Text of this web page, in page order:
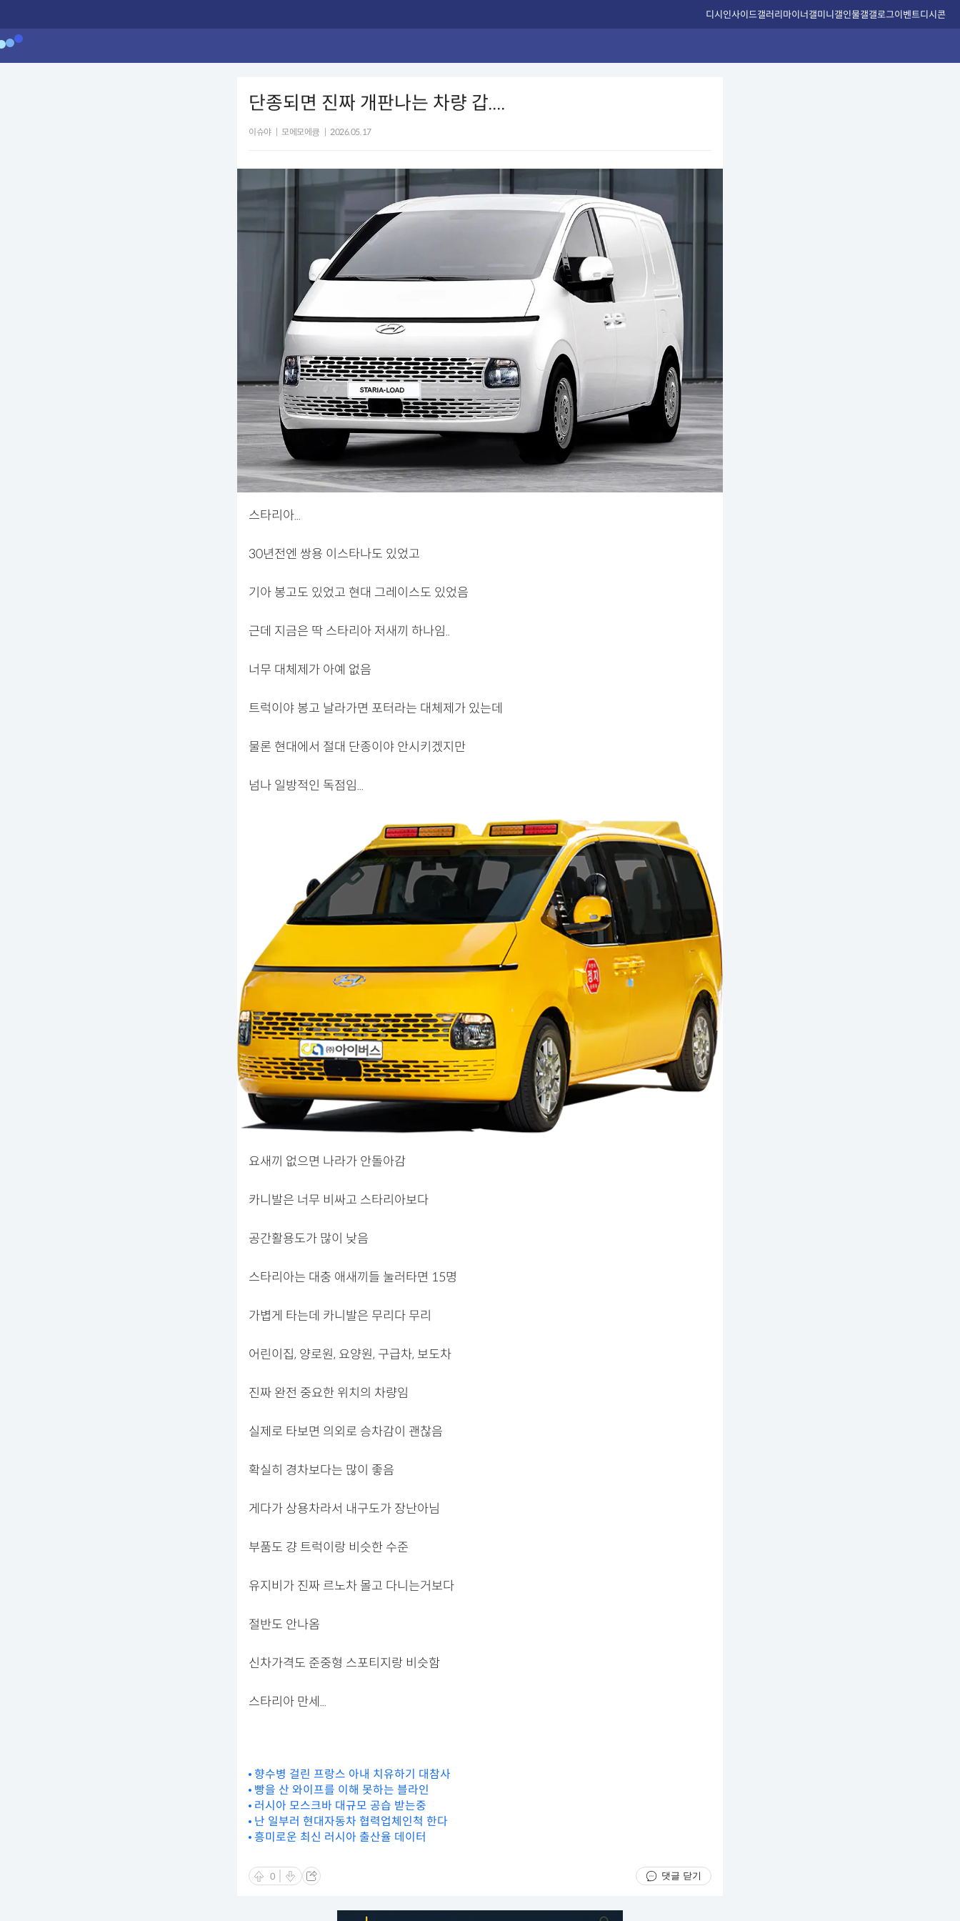
디시인사이드갤러리마이너갤미니갤인물갤갤로그이벤트디시콘
단종되면 진짜 개판나는 차량 갑....
이슈야 모에모에큥 2026.05.17
스타리아...
30년전엔 쌍용 이스타나도 있었고
기아 봉고도 있었고 현대 그레이스도 있었음
근데 지금은 딱 스타리아 저새끼 하나임..
너무 대체제가 아예 없음
트럭이야 봉고 날라가면 포터라는 대체제가 있는데
물론 현대에서 절대 단종이야 안시키겠지만
넘나 일방적인 독점임...
요새끼 없으면 나라가 안돌아감
카니발은 너무 비싸고 스타리아보다
공간활용도가 많이 낮음
스타리아는 대충 애새끼들 눌러타면 15명
가볍게 타는데 카니발은 무리다 무리
어린이집, 양로원, 요양원, 구급차, 보도차
진짜 완전 중요한 위치의 차량임
실제로 타보면 의외로 승차감이 괜찮음
확실히 경차보다는 많이 좋음
게다가 상용차라서 내구도가 장난아님
부품도 걍 트럭이랑 비슷한 수준
유지비가 진짜 르노차 몰고 다니는거보다
절반도 안나옴
신차가격도 준중형 스포티지랑 비슷함
스타리아 만세...
향수병 걸린 프랑스 아내 치유하기 대참사
빵을 산 와이프를 이해 못하는 블라인
러시아 모스크바 대규모 공습 받는중
난 일부러 현대자동차 협력업체인척 한다
흥미로운 최신 러시아 출산율 데이터
0 댓글 닫기